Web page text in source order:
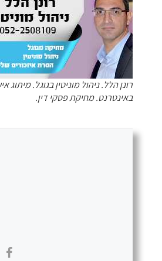
רונן הלל. ניהול מוניטין בגוגל. מיתוג
באינטרנט. מחיקת פסקי דין.